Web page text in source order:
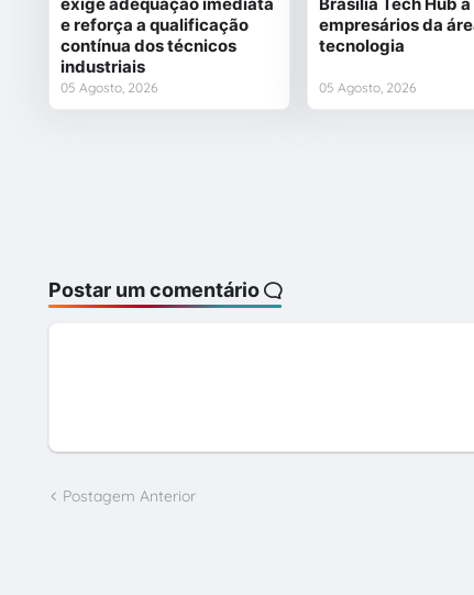
e reforça a qualificação
contínua dos técnicos
industriais
05 Agosto, 2026
empresários da
tecnologia
05 Agosto, 2026
Postar um comentário
Postagem Anterior